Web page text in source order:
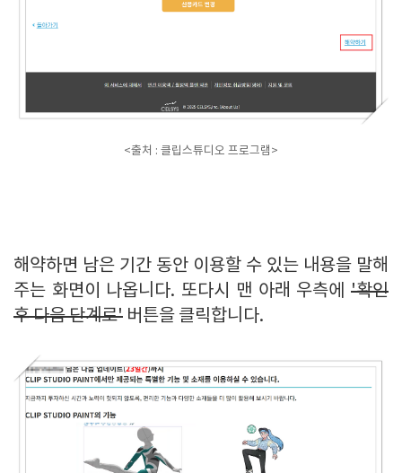
<출처 : 클립스튜디오 프로그램>
해약하면 남은 기간 동안 이용할 수 있는 내용을 말해
주는 화면이 나옵니다. 또다시 맨 아래 우측에 '확인
후 다음 단계로' 버튼을 클릭합니다.